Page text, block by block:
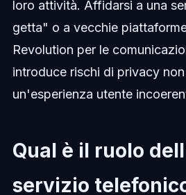
loro attività. Affidarsi a una
getta" o a vecchie
Revolution per le
introduce rischi di privacy
un'esperienza utente
Qual è il ruolo
servizio